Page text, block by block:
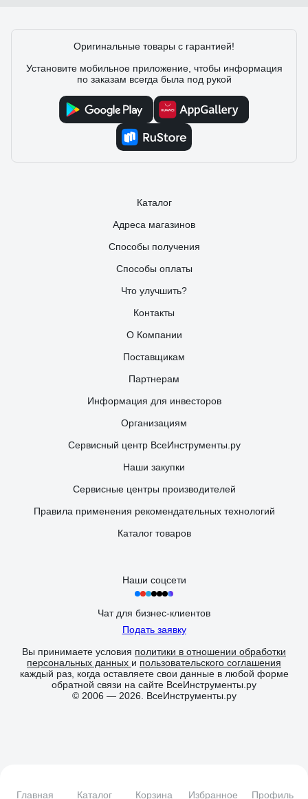
Главная Каталог Корзина Избранное Профиль
Оригинальные товары с гарантией!
Установите мобильное приложение, чтобы информация
по заказам всегда была под рукой
Каталог
Адреса магазинов
Способы получения
Способы оплаты
Что улучшить?
Контакты
О Компании
Поставщикам
Партнерам
Информация для инвесторов
Организациям
Сервисный центр ВсеИнструменты.ру
Наши закупки
Сервисные центры производителей
Правила применения рекомендательных технологий
Каталог товаров
Наши соцсети
Чат для бизнес-клиентов
Подать заявку
Вы принимаете условия политики в отношении обработки
персональных данных и пользовательского соглашения
каждый раз, когда оставляете свои данные в любой форме
обратной связи на сайте ВсеИнструменты.ру
© 2006 — 2026. ВсеИнструменты.ру